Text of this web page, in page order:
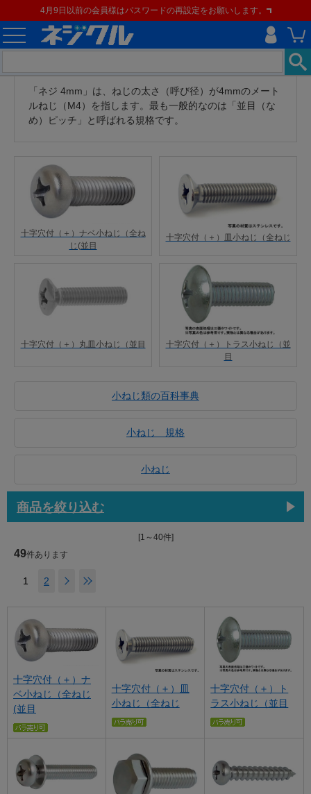
4月9日以前の会員様はパスワードの再設定をお願いします。
「ネジ 4mm」は、ねじの太さ（呼び径）が4mmのメート
ルねじ（M4）を指します。最も一般的なのは「並目（な
め）ピッチ」と呼ばれる規格です。
十字穴付（＋）ナベ小ねじ（全ね
じ(並目
十字穴付（＋）皿小ねじ（全ねじ
十字穴付（＋）丸皿小ねじ（並目
十字穴付（＋）トラス小ねじ（並
目
小ねじ類の百科事典
小ねじ 規格
小ねじ
商品を絞り込む
[1～40件]
49件あります
1 2
十字穴付（＋）ナ
ベ小ねじ（全ねじ
(並目
十字穴付（＋）皿
小ねじ（全ねじ
十字穴付（＋）ト
ラス小ねじ（並目